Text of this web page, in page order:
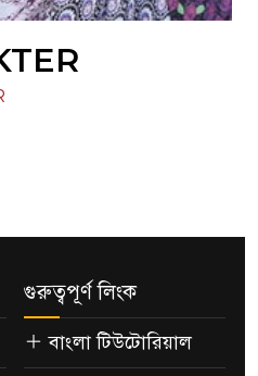
গুরুত্বপূর্ণ লিংক
বাংলা টিউটোরিয়াল